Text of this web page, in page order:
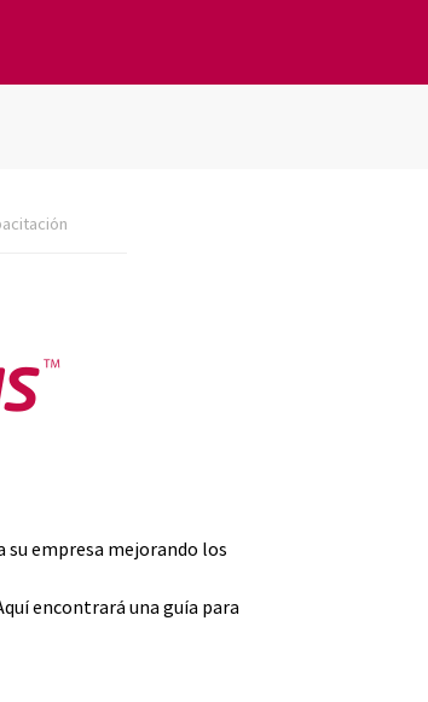
su empresa mejorando los
encontrará una guía para